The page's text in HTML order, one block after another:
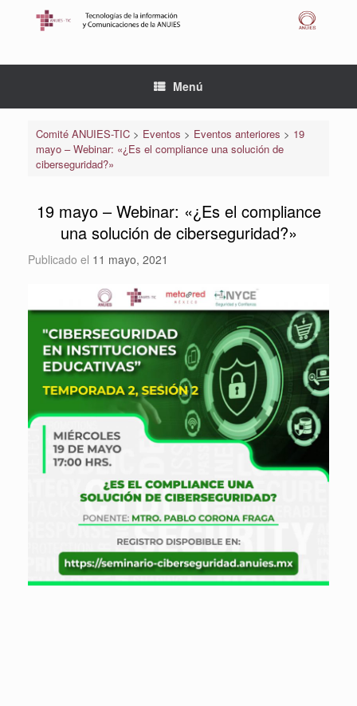
Menú
Comité ANUIES-TIC> Eventos > Eventos anteriores > 19
mayo – Webinar: «¿Es el compliance una solución de
ciberseguridad?»
19 mayo – Webinar: «¿Es el compliance
una solución de ciberseguridad?»
Publicado el 11 mayo, 2021